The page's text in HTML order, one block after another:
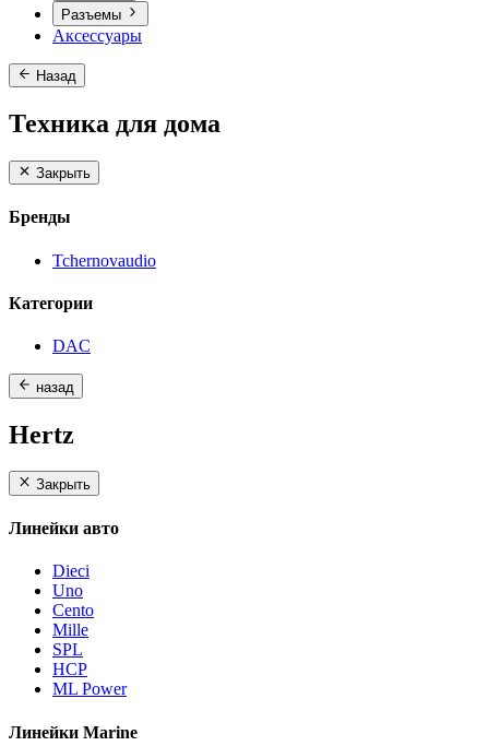
Разъемы
Аксессуары
Назад
Техника для дома
Закрыть
Бренды
Tchernovaudio
Категории
DAC
назад
Hertz
Закрыть
Линейки авто
Dieci
Uno
Cento
Mille
SPL
HCP
ML Power
Линейки Marine